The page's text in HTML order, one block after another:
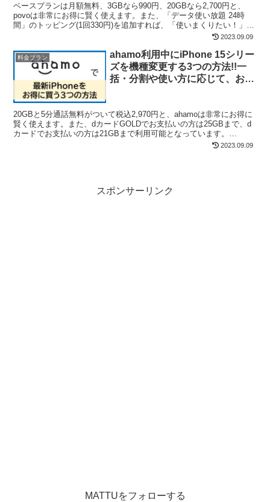
ベースプランは月額無料、3GBなら990円、20GBなら2,700円と、
povoは非常にお得に賢く使えます。また、「データ使い放題 24時
間」のトッピング(1回330円)を追加すれば、「使いまくりたい！」と
2023.09.09
料金プラン
ahamo利用中にiPhone 15シリー
ズを機種変更する3つの方法!!一
括・分割や使い方に応じて、お得
20GBと5分通話無料がついて税込2,970円と、ahamoは非常にお得に
賢く使えます。また、dカードGOLDでお支払いの方は25GBまで、d
カードでお支払いの方は21GBまで利用可能となっています。
2023.09.09
スポンサーリンク
MATTUをフォローする